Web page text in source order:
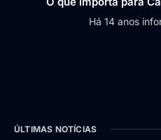
Há 14 anos
ÚLTIMAS NOTÍCIAS